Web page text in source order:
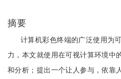
摘要
计算机彩色终端的广泛使用为
力，本文就使用在可视计算环境中
和分析；提出一个让人参与，依靠